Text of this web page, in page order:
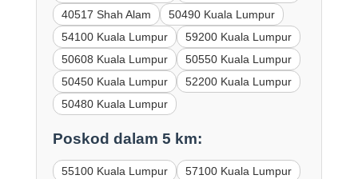
40517 Shah Alam
50490 Kuala Lumpur
54100 Kuala Lumpur
59200 Kuala Lumpur
50608 Kuala Lumpur
50550 Kuala Lumpur
50450 Kuala Lumpur
52200 Kuala Lumpur
50480 Kuala Lumpur
Poskod dalam 5 km:
55100 Kuala Lumpur
57100 Kuala Lumpur